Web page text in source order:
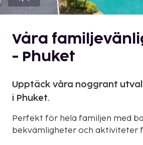
Våra
- Phuket
Upptäck våra noggrant
i Phuket.
Perfekt för hela familjen med
bekvämligheter och aktiviteter